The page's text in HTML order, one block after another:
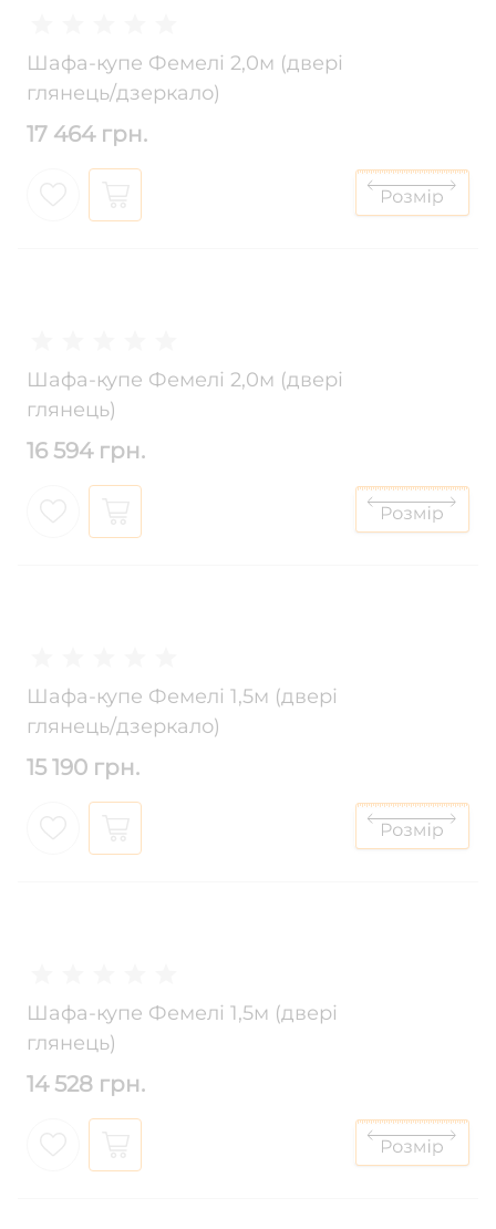
Шафа-купе Фемелі 2,0м (двері
глянець/дзеркало)
17 464 грн.
Шафа-купе Фемелі 2,0м (двері
глянець)
16 594 грн.
Шафа-купе Фемелі 1,5м (двері
глянець/дзеркало)
15 190 грн.
Шафа-купе Фемелі 1,5м (двері
глянець)
14 528 грн.